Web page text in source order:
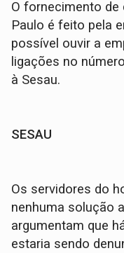
O fornecimento
Paulo é feito pela
possível ouvir a
ligações no
à Sesau.
SESAU
Os servidores do
nenhuma solução
argumentam que
estaria sendo